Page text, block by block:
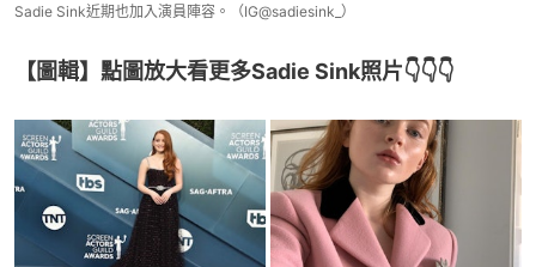
Sadie Sink近期也加入演員陣容。（IG@sadiesink_）
【圖輯】點圖放大看更多Sadie Sink照片👇👇👇